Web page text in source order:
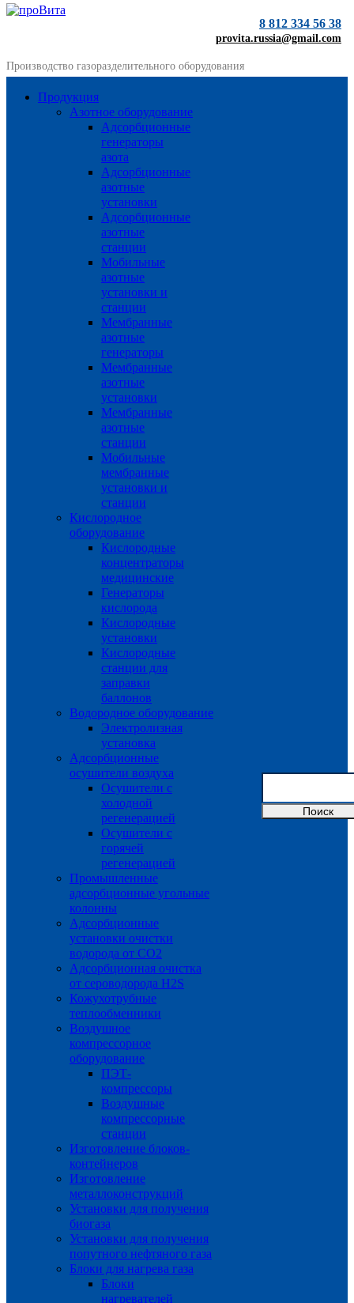
Производство газоразделительного оборудования
8 812 334 56 38
provita.russia@gmail.com
Продукция
Азотное оборудование
Адсорбционные
генераторы
азота
Адсорбционные
азотные
установки
Адсорбционные
азотные
станции
Мобильные
азотные
установки и
станции
Мембранные
азотные
генераторы
Мембранные
азотные
установки
Мембранные
азотные
станции
Мобильные
мембранные
установки и
станции
Кислородное
оборудование
Кислородные
концентраторы
медицинские
Генераторы
кислорода
Кислородные
установки
Кислородные
станции для
заправки
баллонов
Водородное оборудование
Электролизная
установка
Адсорбционные
осушители воздуха
Осушители с
холодной
регенерацией
Осушители с
горячей
регенерацией
Промышленные
адсорбционные угольные
колонны
Адсорбционные
установки очистки
водорода от CO2
Адсорбционная очистка
от сероводорода H2S
Кожухотрубные
теплообменники
Воздушное
компрессорное
оборудование
ПЭТ-
компрессоры
Воздушные
компрессорные
станции
Изготовление блоков-
контейнеров
Изготовление
металлоконструкций
Установки для получения
биогаза
Установки для получения
попутного нефтяного газа
Блоки для нагрева газа
Блоки
нагревателей